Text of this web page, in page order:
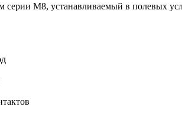
серии M8, устанавливаемый в полевых